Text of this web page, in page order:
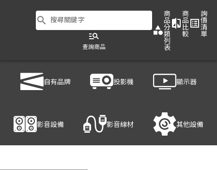
search 搜尋關鍵字
manage_search
查詢商品
category
商
品
分
類
列
表
compare
商
品
比
較
list_alt
詢
價
清
單
自有品牌 投影機 顯示器
影音設備 影音線材 其他設備